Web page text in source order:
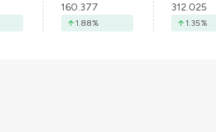
160.377
1.88%
312.025
1.35%